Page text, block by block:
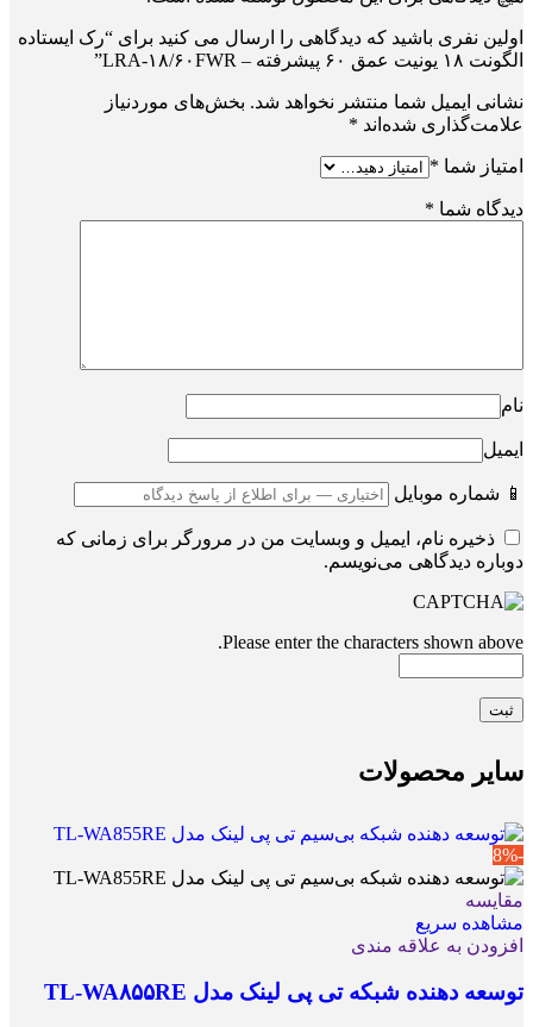
اولین نفری باشید که دیدگاهی را ارسال می کنید برای “رک ایستاده
الگونت ۱۸ یونیت عمق ۶۰ پیشرفته – LRA-۱۸/۶۰FWR”
نشانی ایمیل شما منتشر نخواهد شد. بخش‌های موردنیاز
علامت‌گذاری شده‌اند *
امتیاز شما *
دیدگاه شما *
نام
ایمیل
📱 شماره موبایل
ذخیره نام، ایمیل و وبسایت من در مرورگر برای زمانی که
دوباره دیدگاهی می‌نویسم.
Please enter the characters shown above.
سایر محصولات
-8%
مقایسه
مشاهده سریع
افزودن به علاقه مندی
توسعه دهنده شبکه تی پی لینک مدل TL-WA۸۵۵RE